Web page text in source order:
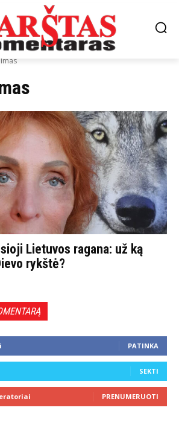
Lietuvos ragana: už ką
rykštė?
PATINKA
SEKTI
PRENUMERUOTI